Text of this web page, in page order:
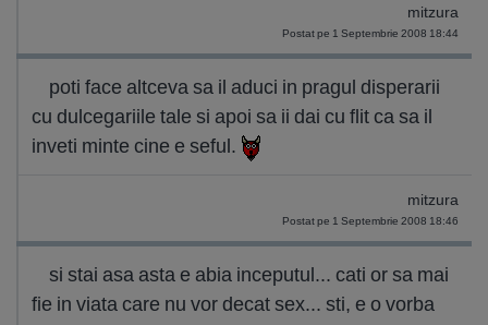
mitzura
Postat pe 1 Septembrie 2008 18:44
poti face altceva sa il aduci in pragul disperarii
cu dulcegariile tale si apoi sa ii dai cu flit ca sa il
inveti minte cine e seful.
mitzura
Postat pe 1 Septembrie 2008 18:46
si stai asa asta e abia inceputul... cati or sa mai
fie in viata care nu vor decat sex... sti, e o vorba